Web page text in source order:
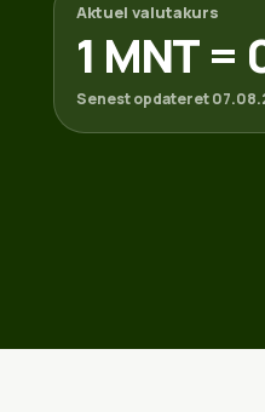
Aktuel valutakurs
1 MNT =
Senest opdateret